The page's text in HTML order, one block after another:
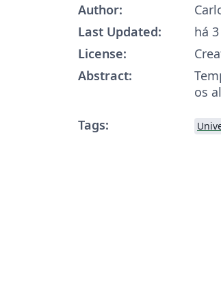
Author:
Last Updated:
há
License:
Abstract:
os
Tags: